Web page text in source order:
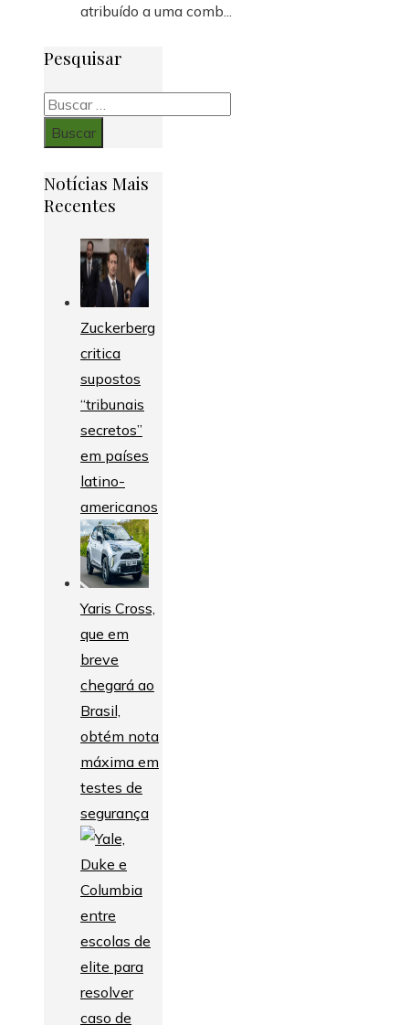
atribuído a uma comb...
Pesquisar
Buscar:
Notícias Mais
Recentes
Zuckerberg
critica
supostos
“tribunais
secretos”
em países
latino-
americanos
Yaris Cross,
que em
breve
chegará ao
Brasil,
obtém nota
máxima em
testes de
segurança